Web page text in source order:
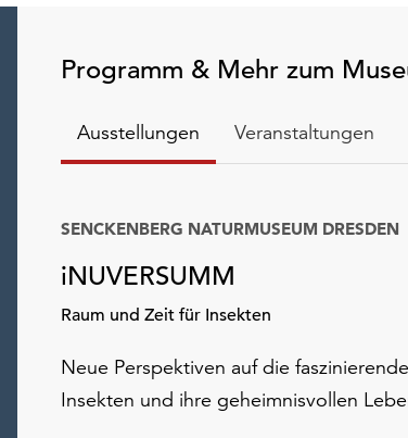
Programm & Mehr zum
Ausstellungen Veranstaltungen
iNUVERSUMM
Raum und Zeit für Insekten
SENCKENBERG NATURMUSEUM DRESDEN
Neue Perspektiven auf die
Insekten und ihre geheimnisvollen